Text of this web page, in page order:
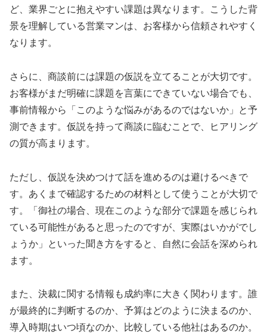
ど、業界ごとに抱えやすい課題は異なります。こうした背
景を理解している営業マンは、お客様から信頼されやすく
なります。
さらに、商談前には課題の仮説を立てることが大切です。
お客様がまだ明確に課題を言葉にできていない場合でも、
事前情報から「このような悩みがあるのではないか」と予
測できます。仮説を持って商談に臨むことで、ヒアリング
の質が高まります。
ただし、仮説を決めつけて話を進めるのは避けるべきで
す。あくまで確認するための材料として使うことが大切で
す。「御社の場合、現在このような部分で課題を感じられ
ている可能性があると思ったのですが、実際はいかがでし
ょうか」といった聞き方をすると、自然に会話を深められ
ます。
また、決裁に関する情報も成約率に大きく関わります。誰
が最終的に判断するのか、予算はどのように決まるのか、
導入時期はいつ頃なのか、比較している他社はあるのか。